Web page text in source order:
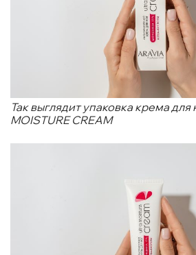
Так выглядит упаковка крема для
MOISTURE CREAM